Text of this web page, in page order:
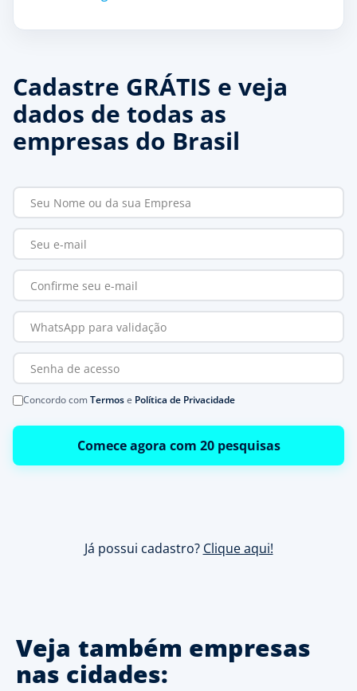
Cadastre GRÁTIS e veja
dados de todas as
empresas do Brasil
Concordo comTermose Política de Privacidade
Comece agora com 20 pesquisas
Já possui cadastro? Clique aqui!
Veja também empresas
nas cidades: